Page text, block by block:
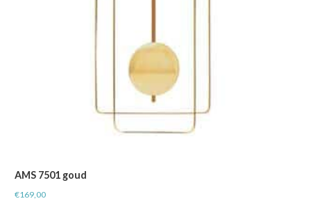
AMS 7501 goud
€169,00